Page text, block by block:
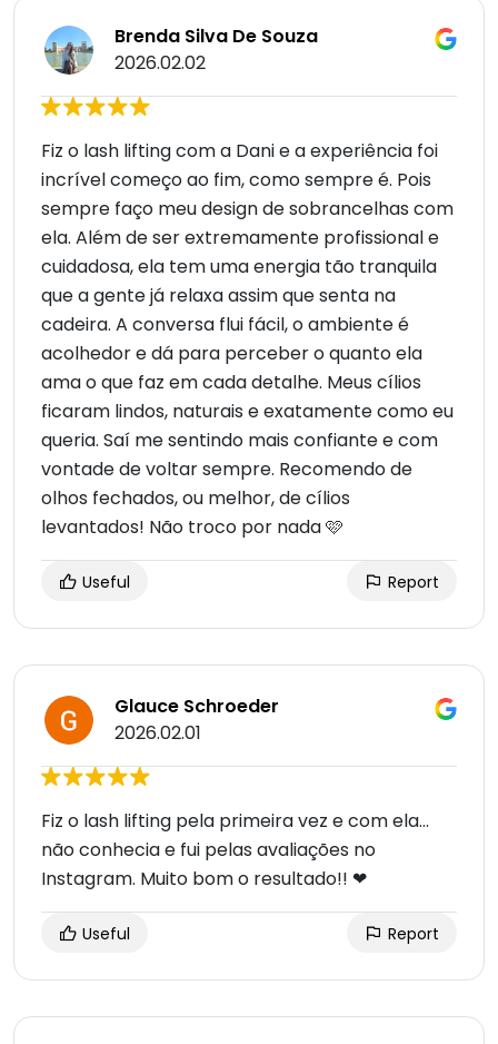
Brenda Silva De Souza
2026.02.02
Fiz o lash lifting com a Dani e a experiência foi
incrível começo ao fim, como sempre é. Pois
sempre faço meu design de sobrancelhas com
ela. Além de ser extremamente profissional e
cuidadosa, ela tem uma energia tão tranquila
que a gente já relaxa assim que senta na
cadeira. A conversa flui fácil, o ambiente é
acolhedor e dá para perceber o quanto ela
ama o que faz em cada detalhe. Meus cílios
ficaram lindos, naturais e exatamente como eu
queria. Saí me sentindo mais confiante e com
vontade de voltar sempre. Recomendo de
olhos fechados, ou melhor, de cílios
levantados! Não troco por nada 🩷
Useful Report
Glauce Schroeder
2026.02.01
Fiz o lash lifting pela primeira vez e com ela...
não conhecia e fui pelas avaliações no
Instagram. Muito bom o resultado!! ❤
Useful Report